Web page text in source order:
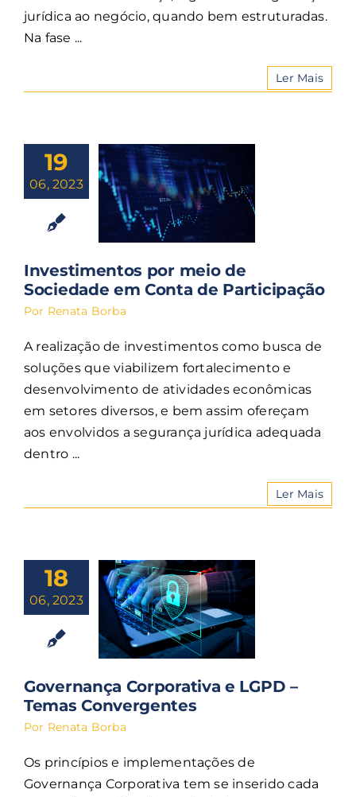
jurídica ao negócio, quando bem estruturadas.
Na fase ...
Ler Mais
19
06, 2023
Investimentos por meio de
Sociedade em Conta de Participação
Por Renata Borba
A realização de investimentos como busca de
soluções que viabilizem fortalecimento e
desenvolvimento de atividades econômicas
em setores diversos, e bem assim ofereçam
aos envolvidos a segurança jurídica adequada
dentro ...
Ler Mais
18
06, 2023
Governança Corporativa e LGPD –
Temas Convergentes
Por Renata Borba
Os princípios e implementações de
Governança Corporativa tem se inserido cada